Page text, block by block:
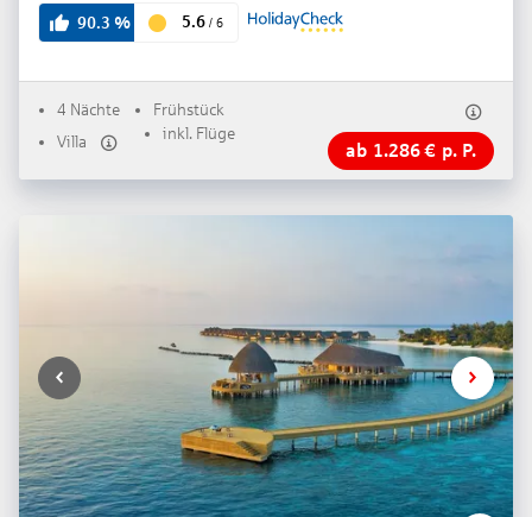
90.3 % 5.6 / 6
4 Nächte
Frühstück
Villa
inkl. Flüge
ab 1.286€ p. P.